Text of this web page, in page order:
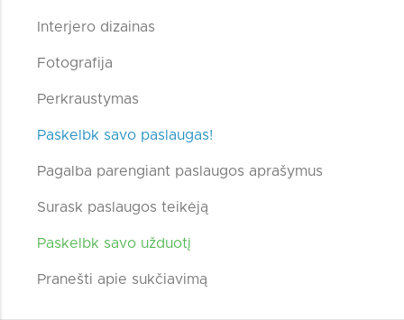
Interjero dizainas
Fotografija
Perkraustymas
Paskelbk savo paslaugas!
Pagalba parengiant paslaugos aprašymus
Surask paslaugos teikėją
Paskelbk savo užduotį
Pranešti apie sukčiavimą